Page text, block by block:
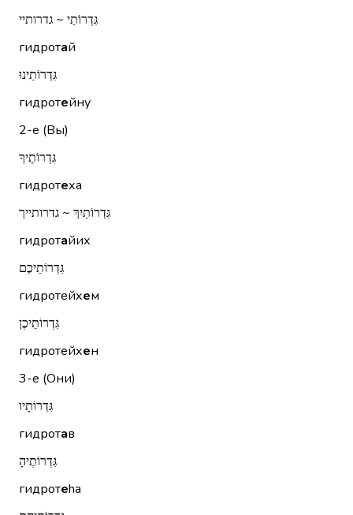
גִּדְרוֹתַי ~ גדרותיי
гидротай
גִּדְרוֹתֵינוּ
гидротейну
2-е (Вы)
גִּדְרוֹתֶיךָ
гидротеха
גִּדְרוֹתַיִךְ ~ גדרותייך
гидротайих
גִּדְרוֹתֵיכֶם
гидротейхем
גִּדְרוֹתֵיכֶן
гидротейхен
3-е (Они)
גִּדְרוֹתָיו
гидротав
גִּדְרוֹתֶיהָ
гидротеhа